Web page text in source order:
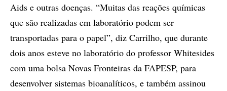
Aids e outras doenças. “Muitas das reações químicas
que são realizadas em laboratório podem ser
transportadas para o papel”, diz Carrilho, que durante
dois anos esteve no laboratório do professor Whitesides
com uma bolsa Novas Fronteiras da FAPESP, para
desenvolver sistemas bioanalíticos, e também assinou